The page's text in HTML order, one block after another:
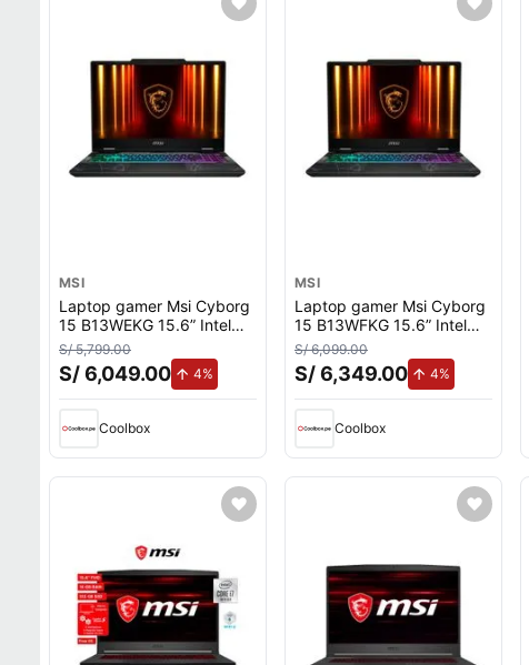
MSI
Laptop gamer Msi Cyborg
15 B13WEKG 15.6” Intel
Core i7, 512GB SSD, 16B
RAM, GeForce RTX™ 5050,
Win11 Home, translucent
black
S/ 5,799.00
S/ 6,049.00 4%
Coolbox
MSI
Laptop gamer Msi Cyborg
15 B13WFKG 15.6” Intel
Core i7, 512GB SSD, 16B
RAM, GeForce RTX™ 5060,
Win11 Home, translucent
black
S/ 6,099.00
S/ 6,349.00 4%
Coolbox